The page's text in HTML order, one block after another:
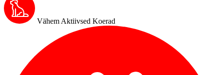
Vähem Aktiivsed Koerad